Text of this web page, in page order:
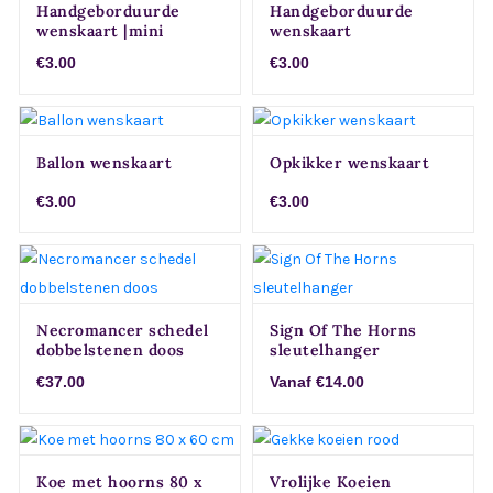
Handgeborduurde
wenskaart |mini
€3.00
Handgeborduurde
wenskaart
€3.00
Ballon wenskaart
€3.00
Opkikker wenskaart
€3.00
Necromancer schedel
dobbelstenen doos
€37.00
Sign Of The Horns
sleutelhanger
Vanaf €14.00
Koe met hoorns 80 x
Vrolijke Koeien